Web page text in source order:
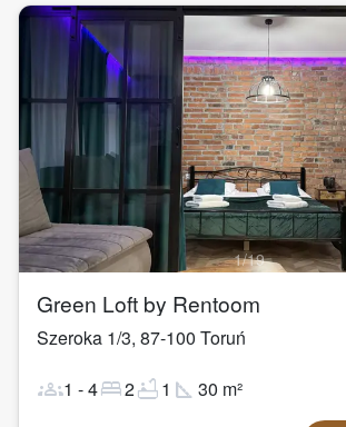
1/19
Green Loft by Rentoom
Szeroka 1/3, 87-100 Toruń
groups1 -4bed2bathtub1 square_foot 30 m²